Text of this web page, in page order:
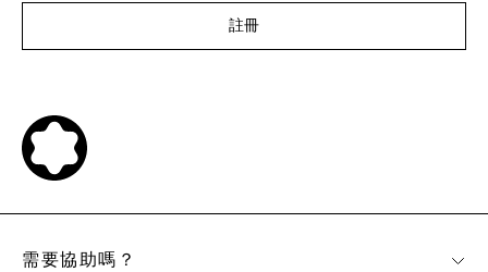
註冊
需要協助嗎？